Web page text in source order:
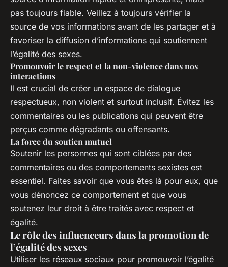
pas toujours fiable. Veillez à toujours vérifier la
source de vos informations avant de les partager et à
favoriser la diffusion d’informations qui soutiennent
l’égalité des sexes.
Promouvoir le respect et la non-violence dans nos
interactions
Il est crucial de créer un espace de dialogue
respectueux, non violent et surtout inclusif. Évitez les
commentaires ou les publications qui peuvent être
perçus comme dégradants ou offensants.
La force du soutien mutuel
Soutenir les personnes qui sont ciblées par des
commentaires ou des comportements sexistes est
essentiel. Faites savoir que vous êtes là pour eux, que
vous dénoncez ce comportement et que vous
soutenez leur droit à être traités avec respect et
égalité.
Le rôle des influenceurs dans la promotion de
l’égalité des sexes
Utiliser les réseaux sociaux pour promouvoir l’égalité